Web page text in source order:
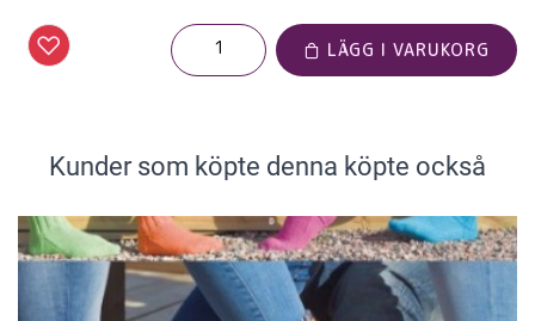
LÄGG I VARUKORG
Kunder som köpte denna köpte också